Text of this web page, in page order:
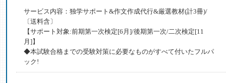
サービス内容：独学サポート&作文作成代行&厳選教材(計3冊)/
〔送料含〕
【サポート対象:前期第一次検定[6月]/後期第一次/二次検定[11
月]】
◆本試験合格までの受験対策に必要なものがすべて付いたフルパ
ック!